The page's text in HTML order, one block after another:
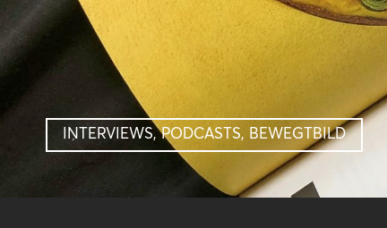
INTERVIEWS, PODCASTS, BEWEGTBILD